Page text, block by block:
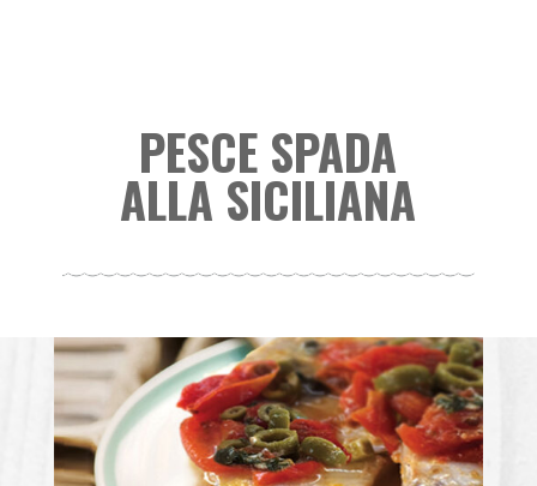
PESCE SPADA
ALLA SICILIANA